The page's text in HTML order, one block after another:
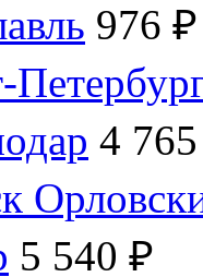
976 ₽
4
5 540 ₽